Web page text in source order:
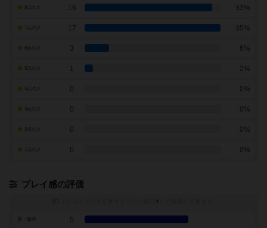
16 33%
7点の人 17 35%
3 6%
1 2%
0 0%
0 0%
0 0%
0 0%
プレイ感の評価
※
5